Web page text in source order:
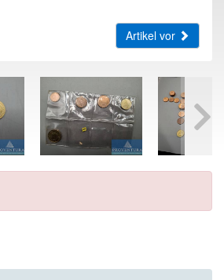
Artikel vor